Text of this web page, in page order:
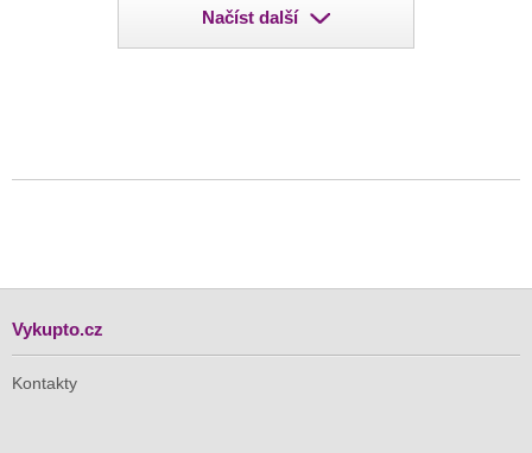
Načíst další
Vykupto.cz
Kontakty